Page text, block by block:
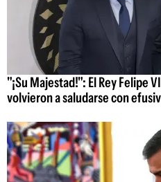
"¡Su Majestad!": El Rey Felipe
volvieron a saludarse con